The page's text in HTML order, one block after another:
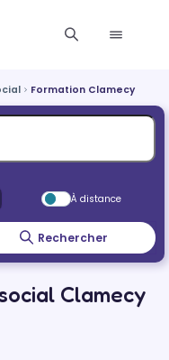
Formation Clamecy
À distance
Rechercher
Clamecy